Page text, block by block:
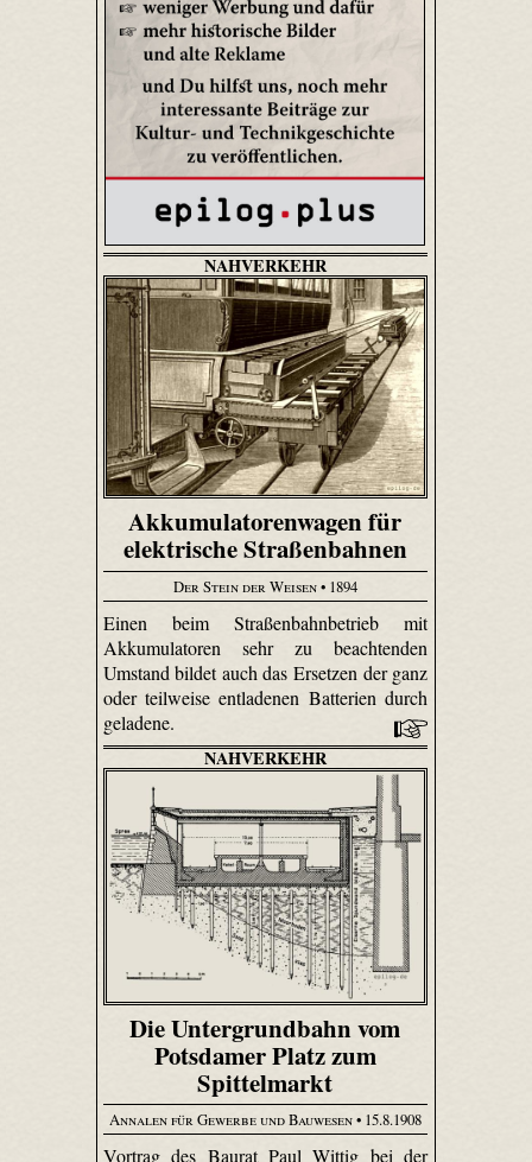
NAHVERKEHR
Akkumulatorenwagen für
elektrische Straßenbahnen
Der Stein der Weisen• 1894
Einen beim Straßenbahnbetrieb mit
Akkumulatoren sehr zu beachtenden
Umstand bildet auch das Ersetzen der ganz
oder teilweise entladenen Batterien durch
geladene.
NAHVERKEHR
Die Untergrundbahn vom
Potsdamer Platz zum
Spittelmarkt
Annalen für Gewerbe und Bauwesen• 15.8.1908
Vortrag des Baurat Paul Wittig bei der